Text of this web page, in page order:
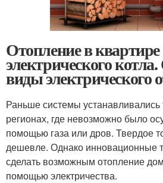
Отопление в квартире
электрического
виды электрического
Раньше системы устанавливались
регионах, где невозможно было
помощью газа или дров. Твердое
дешевле. Однако инновационные
сделать возможным отопление
помощью электричества.